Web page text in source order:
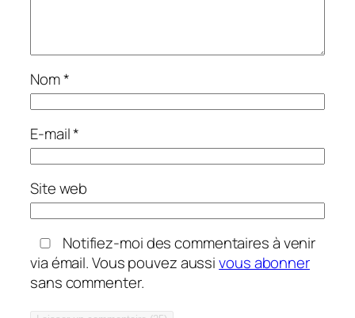
Nom*
E-mail*
Site web
Notifiez-moi des commentaires à venir
via émail. Vous pouvez aussivous abonner
sans commenter.